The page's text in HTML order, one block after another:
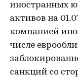
иностранных
активов на
компанией
числе
санкций со